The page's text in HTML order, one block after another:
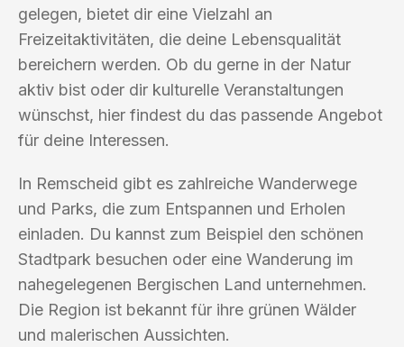
gelegen, bietet dir eine Vielzahl an
Freizeitaktivitäten, die deine Lebensqualität
bereichern werden. Ob du gerne in der Natur
aktiv bist oder dir kulturelle Veranstaltungen
wünschst, hier findest du das passende Angebot
für deine Interessen.
In Remscheid gibt es zahlreiche Wanderwege
und Parks, die zum Entspannen und Erholen
einladen. Du kannst zum Beispiel den schönen
Stadtpark besuchen oder eine Wanderung im
nahegelegenen Bergischen Land unternehmen.
Die Region ist bekannt für ihre grünen Wälder
und malerischen Aussichten.